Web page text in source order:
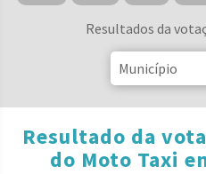
Resultados da
Resultado da
do Moto Taxi